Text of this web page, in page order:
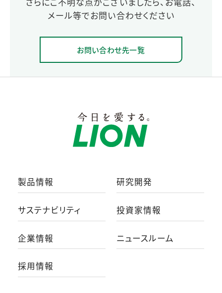
メール等でお問い合わせください
お問い合わせ先一覧
製品情報 研究開発
サステナビリティ 投資家情報
企業情報 ニュースルーム
採用情報